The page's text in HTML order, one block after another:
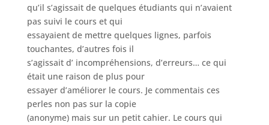
qu’il s’agissait de quelques étudiants qui n’avaient
pas suivi le cours et qui
essayaient de mettre quelques lignes, parfois
touchantes, d’autres fois il
s’agissait d’ incompréhensions, d’erreurs… ce qui
était une raison de plus pour
essayer d’améliorer le cours. Je commentais ces
perles non pas sur la copie
(anonyme) mais sur un petit cahier. Le cours qui